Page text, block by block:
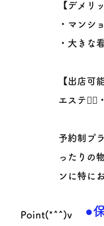
【デメリ
・マンシ
・大きな
【出店可
エステ💆‍♀️
予約制プ
ったりの
ンに特に
Point(*^^)v ●